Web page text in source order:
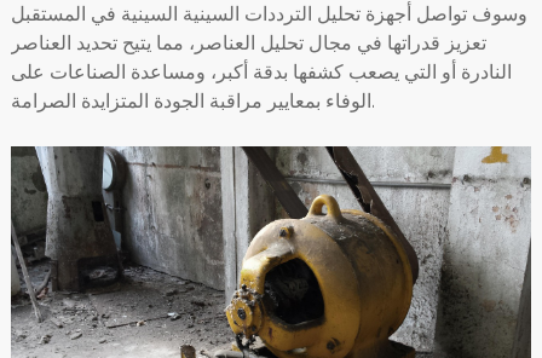
وسوف تواصل أجهزة تحليل الترددات السينية السينية في المستقبل
تعزيز قدراتها في مجال تحليل العناصر، مما يتيح تحديد العناصر
النادرة أو التي يصعب كشفها بدقة أكبر، ومساعدة الصناعات على
الوفاء بمعايير مراقبة الجودة المتزايدة الصرامة.